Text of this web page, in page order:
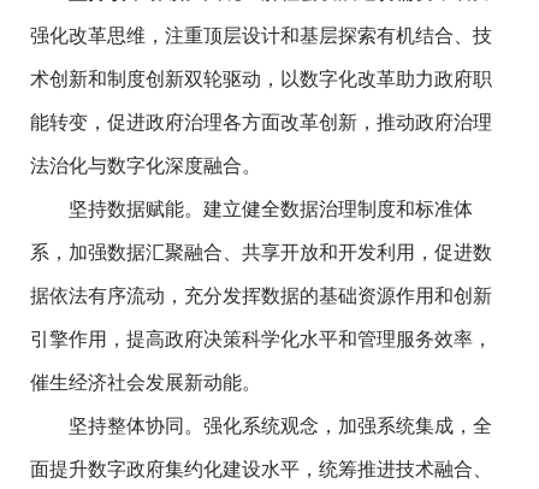
强化改革思维，注重顶层设计和基层探索有机结合、技
术创新和制度创新双轮驱动，以数字化改革助力政府职
能转变，促进政府治理各方面改革创新，推动政府治理
法治化与数字化深度融合。
坚持数据赋能。建立健全数据治理制度和标准体
系，加强数据汇聚融合、共享开放和开发利用，促进数
据依法有序流动，充分发挥数据的基础资源作用和创新
引擎作用，提高政府决策科学化水平和管理服务效率，
催生经济社会发展新动能。
坚持整体协同。强化系统观念，加强系统集成，全
面提升数字政府集约化建设水平，统筹推进技术融合、